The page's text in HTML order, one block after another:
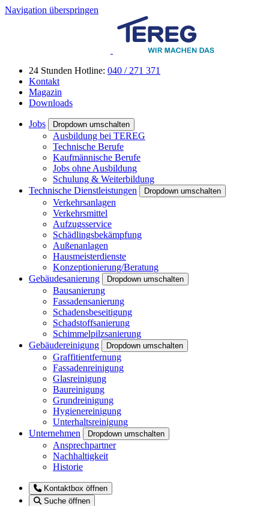
Navigation überspringen
24 Stunden Hotline: 040 / 271 371
Kontakt
Magazin
Downloads
Jobs Dropdown umschalten
Ausbildung bei TEREG
Technische Berufe
Kaufmännische Berufe
Jobs ohne Ausbildung
Schulung & Weiterbildung
Technische Dienstleistungen
Dropdown umschalten
Verkehrsanlagen
Verkehrsmittel
Aufzugsservice
Schädlingsbekämpfung
Außenanlagen
Hausmeisterdienste
Konzeptionierung/Beratung
Gebäudesanierung
Dropdown umschalten
Bausanierung
Fassadensanierung
Schadensbeseitigung
Schadstoffsanierung
Schimmelpilzsanierung
Gebäudereinigung
Dropdown umschalten
Graffitientfernung
Fassadenreinigung
Glasreinigung
Baureinigung
Grundreinigung
Hygienereinigung
Unterhaltsreinigung
Unternehmen
Dropdown umschalten
Ansprechpartner
Nachhaltigkeit
Historie
Kontaktbox öffnen
Suche öffnen